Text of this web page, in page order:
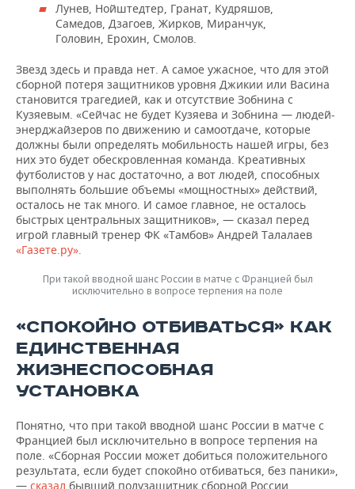
Лунев, Нойштедтер, Гранат, Кудряшов,
Самедов, Дзагоев, Жирков, Миранчук,
Головин, Ерохин, Смолов.
Звезд здесь и правда нет. А самое ужасное, что для этой
сборной потеря защитников уровня Джикии или Васина
становится трагедией, как и отсутствие Зобнина с
Кузяевым. «Сейчас не будет Кузяева и Зобнина — людей-
энерджайзеров по движению и самоотдаче, которые
должны были определять мобильность нашей игры, без
них это будет обескровленная команда. Креативных
футболистов у нас достаточно, а вот людей, способных
выполнять большие объемы «мощностных» действий,
осталось не так много. И самое главное, не осталось
быстрых центральных защитников», — сказал перед
игрой главный тренер ФК «Тамбов» Андрей Талалаев
«Газете.ру».
При такой вводной шанс России в матче с Францией был
исключительно в вопросе терпения на поле
«СПОКОЙНО ОТБИВАТЬСЯ» КАК
ЕДИНСТВЕННАЯ
ЖИЗНЕСПОСОБНАЯ
УСТАНОВКА
Понятно, что при такой вводной шанс России в матче с
Францией был исключительно в вопросе терпения на
поле. «Сборная России может добиться положительного
результата, если будет спокойно отбиваться, без паники»,
— сказал бывший полузащитник сборной России